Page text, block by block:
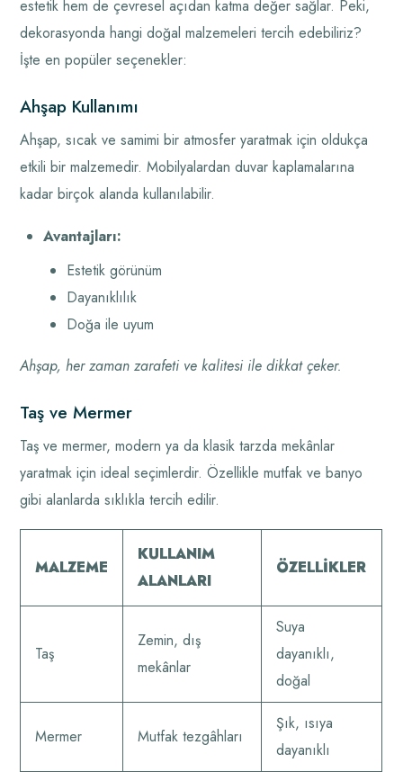
estetik hem de çevresel açıdan katma değer sağlar. Peki,
dekorasyonda hangi doğal malzemeleri tercih edebiliriz?
İşte en popüler seçenekler:
Ahşap Kullanımı
Ahşap, sıcak ve samimi bir atmosfer yaratmak için oldukça
etkili bir malzemedir. Mobilyalardan duvar kaplamalarına
kadar birçok alanda kullanılabilir.
Avantajları:
Estetik görünüm
Dayanıklılık
Doğa ile uyum
Ahşap, her zaman zarafeti ve kalitesi ile dikkat çeker.
Taş ve Mermer
Taş ve mermer, modern ya da klasik tarzda mekânlar
yaratmak için ideal seçimlerdir. Özellikle mutfak ve banyo
gibi alanlarda sıklıkla tercih edilir.
MALZEME
KULLANIM
ALANLARI
ÖZELLIKLER
Taş
Zemin, dış
mekânlar
Suya
dayanıklı,
doğal
Mermer Mutfak tezgâhları
Şık, ısıya
dayanıklı